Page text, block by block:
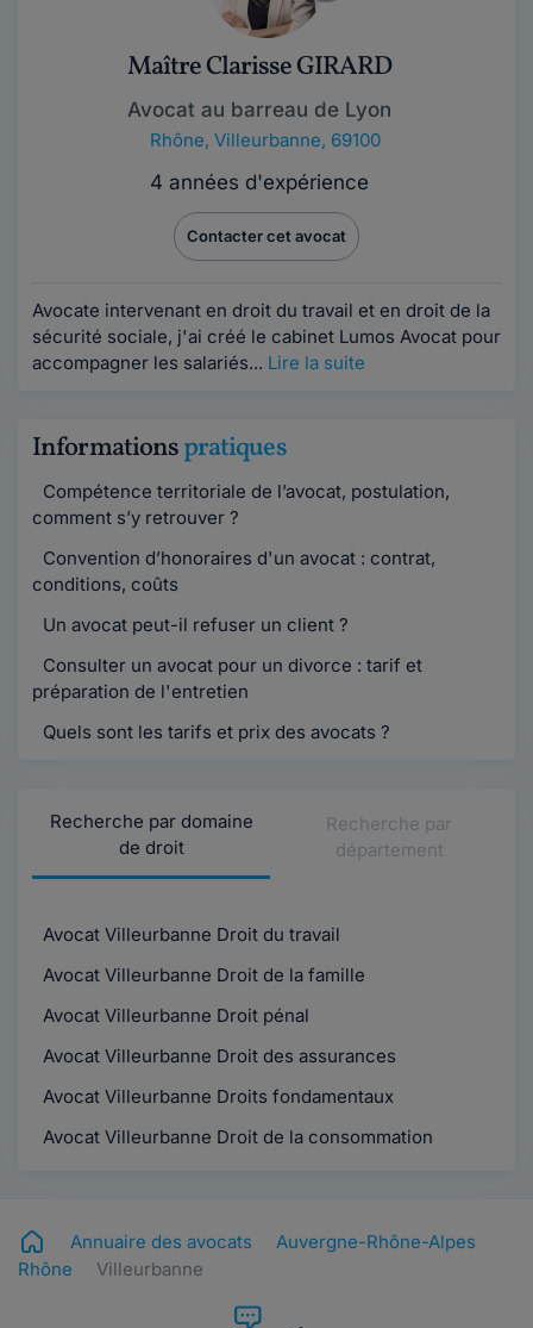
Maître Clarisse GIRARD
Avocat au barreau de Lyon
Rhône, Villeurbanne, 69100
4 années d'expérience
Contacter cet avocat
Avocate intervenant en droit du travail et en droit de la
sécurité sociale, j'ai créé le cabinet Lumos Avocat pour
accompagner les salariés... Lire la suite
Informationspratiques
Compétence territoriale de l’avocat, postulation,
comment s’y retrouver ?
Convention d’honoraires d'un avocat : contrat,
conditions, coûts
Un avocat peut-il refuser un client ?
Consulter un avocat pour un divorce : tarif et
préparation de l'entretien
Quels sont les tarifs et prix des avocats ?
Recherche par domaine
de droit
Recherche par
département
Avocat Villeurbanne Droit du travail
Avocat Villeurbanne Droit de la famille
Avocat Villeurbanne Droit pénal
Avocat Villeurbanne Droit des assurances
Avocat Villeurbanne Droits fondamentaux
Avocat Villeurbanne Droit de la consommation
Annuaire des avocats
Auvergne-Rhône-Alpes
Rhône
Villeurbanne